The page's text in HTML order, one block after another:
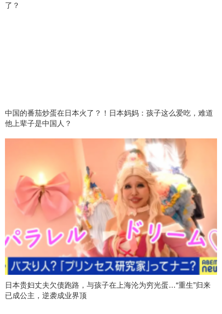
了？
中国的番茄炒蛋在日本火了？！日本妈妈：孩子这么爱吃，难道
他上辈子是中国人？
日本贵妇丈夫欠债跑路，与孩子在上海沦为穷光蛋…“重生”归来
已成公主，逆袭成业界顶